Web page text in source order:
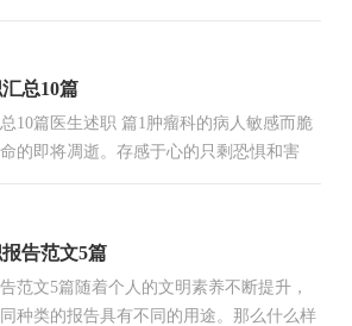
总10篇
10篇医生述职 篇1肿瘤科的病人敏感而脆
的即将凋逝。存感于心的只剩恐惧和害
告范文5篇
范文5篇随着个人的文明素养不断提升，
种类的报告具有不同的用途。那么什么样